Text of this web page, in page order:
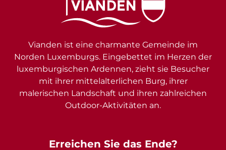
Erreichen Sie das Ende?
Vianden ist eine charmante Gemeinde im
Norden Luxemburgs. Eingebettet im Herzen der
luxemburgischen Ardennen, zieht sie Besucher
mit ihrer mittelalterlichen Burg, ihrer
malerischen Landschaft und ihren zahlreichen
Outdoor-Aktivitäten an.